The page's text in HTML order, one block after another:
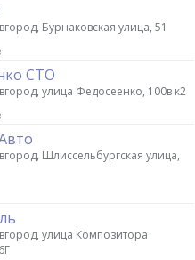
Бурнаковская улица, 51
СТО
улица Федосеенко, 100в к2
Шлиссельбургская улица,
улица Композитора